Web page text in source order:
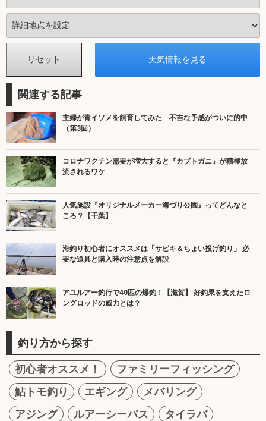
関連する記事
主婦が青イソメを飼育してみた 不吉な予感がついに的中
（第3回）
コロナワクチン需要が増大すると『カブトガニ』が積極放
流されるワケ
人気施設『オリジナルメーカー海づり公園』ってどんなと
ころ？【千葉】
海釣り初心者にオススメは「サビキ＆ちょい投げ釣り」 必
要な道具と購入時の注意点を解説
アユルアー釣行で40匹の爆釣！【滋賀】 好釣果を支えたロ
ングロッドの威力とは？
釣り方から探す
初心者オススメ！
ファミリーフィッシング
鮎トモ釣り
エギング
メバリング
アジング
ルアーシーバス
タイラバ